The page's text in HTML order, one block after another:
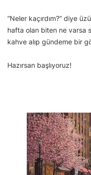
“Neler kaçırdım?” diye
hafta olan biten ne varsa
kahve alıp gündeme bir
Hazırsan başlıyoruz!